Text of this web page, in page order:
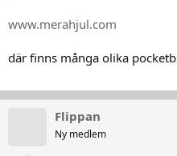
www.merahjul.com
där finns många olika
Flippan
Ny medlem